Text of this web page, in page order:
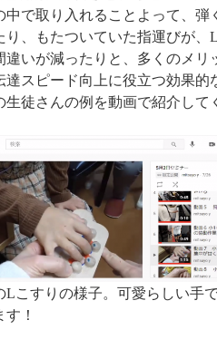
中で取り入れることよって、弾
り、もたついていた指運びが、
違いが減ったりと、多くのメリ
達スピード向上に役立つ効果
生徒さんの例を動画で紹介して
Lこすりの様子。可愛らしい手
！